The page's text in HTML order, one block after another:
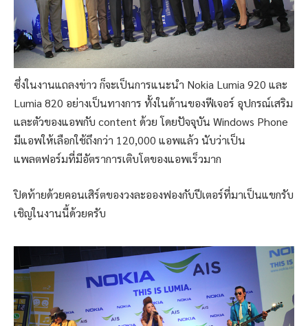
ซึ่งในงานแถลงข่าว ก็จะเป็นการแนะนำ Nokia Lumia 920 และ
Lumia 820 อย่างเป็นทางการ ทั้งในด้านของฟีเจอร์ อุปกรณ์เสริม
และตัวของแอพกับ content ด้วย โดยปัจจุบัน Windows Phone
มีแอพให้เลือกใช้ถึงกว่า 120,000 แอพแล้ว นับว่าเป็น
แพลตฟอร์มที่มีอัตราการเติบโตของแอพเร็วมาก
ปิดท้ายด้วยคอนเสิร์ตของวงละอองฟองกับปีเตอร์ที่มาเป็นแขกรับ
เชิญในงานนี้ด้วยครับ